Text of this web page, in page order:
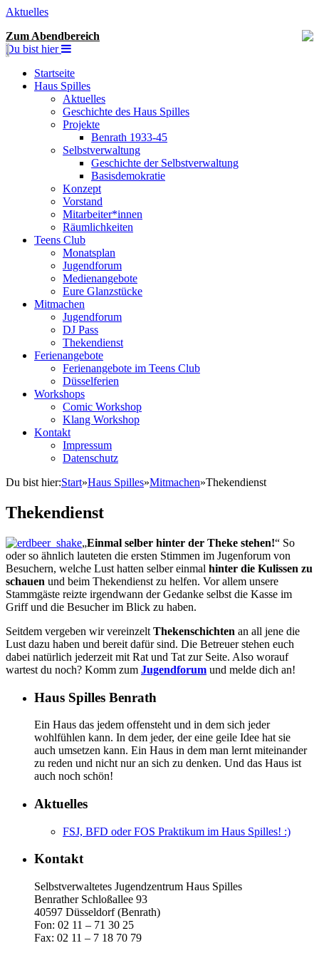
Aktuelles
Zum Abendbereich
Du bist hier
Startseite
Haus Spilles
Aktuelles
Geschichte des Haus Spilles
Projekte
Benrath 1933-45
Selbstverwaltung
Geschichte der Selbstverwaltung
Basisdemokratie
Konzept
Vorstand
Mitarbeiter*innen
Räumlichkeiten
Teens Club
Monatsplan
Jugendforum
Medienangebote
Eure Glanzstücke
Mitmachen
Jugendforum
DJ Pass
Thekendienst
Ferienangebote
Ferienangebote im Teens Club
Düsselferien
Workshops
Comic Workshop
Klang Workshop
Kontakt
Impressum
Datenschutz
Du bist hier:Start»Haus Spilles»Mitmachen»Thekendienst
Thekendienst
„Einmal selber hinter der Theke stehen!“ So
oder so ähnlich lauteten die ersten Stimmen im Jugenforum von
Besuchern, welche Lust hatten selber einmal hinter die Kulissen zu
schauen und beim Thekendienst zu helfen. Vor allem unsere
Stammgäste reizte irgendwann der Gedanke selbst die Kasse im
Griff und die Besucher im Blick zu haben.
Seitdem vergeben wir vereinzelt Thekenschichten an all jene die
Lust dazu haben und bereit dafür sind. Die Betreuer stehen euch
dabei natürlich jederzeit mit Rat und Tat zur Seite. Also worauf
wartest du noch? Komm zum Jugendforum und melde dich an!
Haus Spilles Benrath
Ein Haus das jedem offensteht und in dem sich jeder
wohlfühlen kann. In dem jeder, der eine geile Idee hat sie
auch umsetzen kann. Ein Haus in dem man lernt miteinander
zu reden und nicht nur an sich zu denken. Und das Haus ist
auch noch schön!
Aktuelles
FSJ, BFD oder FOS Praktikum im Haus Spilles! :)
Kontakt
Selbstverwaltetes Jugendzentrum Haus Spilles
Benrather Schloßallee 93
40597 Düsseldorf (Benrath)
Fon: 02 11 – 71 30 25
Fax: 02 11 – 7 18 70 79